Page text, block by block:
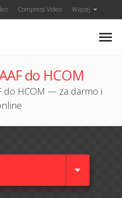
Compress Video Więcej
do HCOM
do HCOM — za darmo i